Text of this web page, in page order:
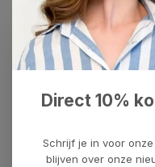
Heeft u
Wij
Recent bekeken
Direct 10%
Schrijf je in voor
blijven over onze